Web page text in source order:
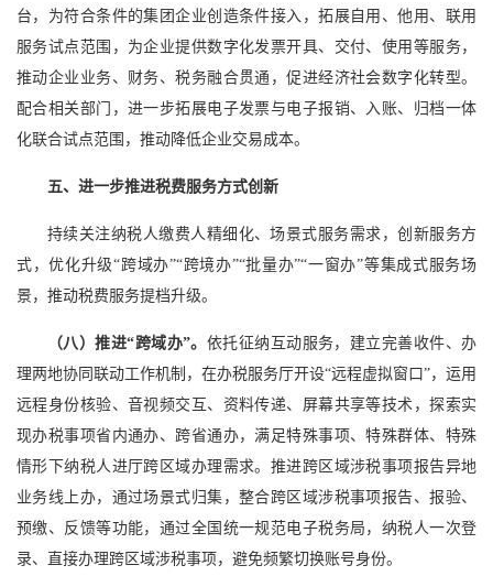
台，为符合条件的集团企业创造条件接入，拓展自用、他用、联用
服务试点范围，为企业提供数字化发票开具、交付、使用等服务，
推动企业业务、财务、税务融合贯通，促进经济社会数字化转型。
配合相关部门，进一步拓展电子发票与电子报销、入账、归档一体
化联合试点范围，推动降低企业交易成本。
五、进一步推进税费服务方式创新
持续关注纳税人缴费人精细化、场景式服务需求，创新服务方
式，优化升级“跨域办”“跨境办”“批量办”“一窗办”等集成式服务场
景，推动税费服务提档升级。
（八）推进“跨域办”。 依托征纳互动服务，建立完善收件、办
理两地协同联动工作机制，在办税服务厅开设“远程虚拟窗口”，运用
远程身份核验、音视频交互、资料传递、屏幕共享等技术，探索实
现办税事项省内通办、跨省通办，满足特殊事项、特殊群体、特殊
情形下纳税人进厅跨区域办理需求。推进跨区域涉税事项报告异地
业务线上办，通过场景式归集，整合跨区域涉税事项报告、报验、
预缴、反馈等功能，通过全国统一规范电子税务局，纳税人一次登
录、直接办理跨区域涉税事项，避免频繁切换账号身份。